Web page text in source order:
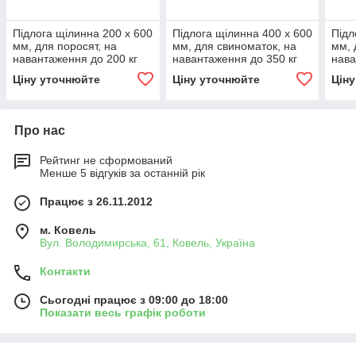
Підлога щілинна 200 x 600
мм, для поросят, на
навантаження до 200 кг
Ціну уточнюйте
Підлога щілинна 400 x 600
мм, для свиноматок, на
навантаження до 350 кг
Ціну уточнюйте
мм,
Про нас
Рейтинг не сформований
Менше 5 відгуків за останній рік
Працює з 26.11.2012
м. Ковель
Вул. Володимирська, 61, Ковель, Україна
Контакти
Сьогодні працює з 09:00 до 18:00
Показати весь графік роботи